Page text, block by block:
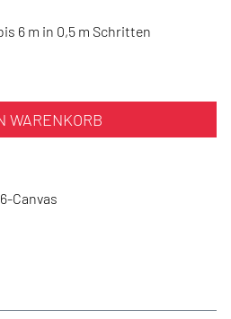
6 m in 0,5 m Schritten
WARENKORB
Canvas